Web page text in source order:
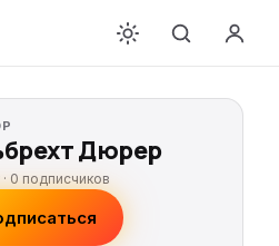
Дюрер
·0 подписчиков